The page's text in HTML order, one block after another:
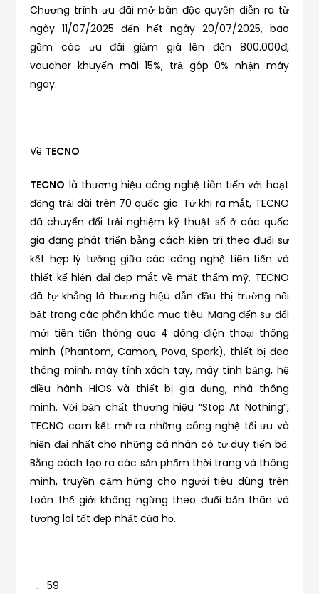
Chương trình ưu đãi mở bán độc quyền diễn ra từ
ngày 11/07/2025 đến hết ngày 20/07/2025, bao
gồm các ưu đãi giảm giá lên đến 800.000đ,
voucher khuyến mãi 15%, trả góp 0% nhận máy
ngay.
Về TECNO
TECNO là thương hiệu công nghệ tiên tiến với hoạt
động trải dài trên 70 quốc gia. Từ khi ra mắt, TECNO
đã chuyển đổi trải nghiệm kỹ thuật số ở các quốc
gia đang phát triển bằng cách kiên trì theo đuổi sự
kết hợp lý tưởng giữa các công nghệ tiên tiến và
thiết kế hiện đại đẹp mắt về mặt thẩm mỹ. TECNO
đã tự khẳng là thương hiệu dẫn đầu thị trường nổi
bật trong các phân khúc mục tiêu. Mang đến sự đổi
mới tiên tiến thông qua 4 dòng điện thoại thông
minh (Phantom, Camon, Pova, Spark), thiết bị đeo
thông minh, máy tính xách tay, máy tính bảng, hệ
điều hành HiOS và thiết bị gia dụng, nhà thông
minh. Với bản chất thương hiệu “Stop At Nothing”,
TECNO cam kết mở ra những công nghệ tối ưu và
hiện đại nhất cho những cá nhân có tư duy tiến bộ.
Bằng cách tạo ra các sản phẩm thời trang và thông
minh, truyền cảm hứng cho người tiêu dùng trên
toàn thế giới không ngừng theo đuổi bản thân và
tương lai tốt đẹp nhất của họ.
59